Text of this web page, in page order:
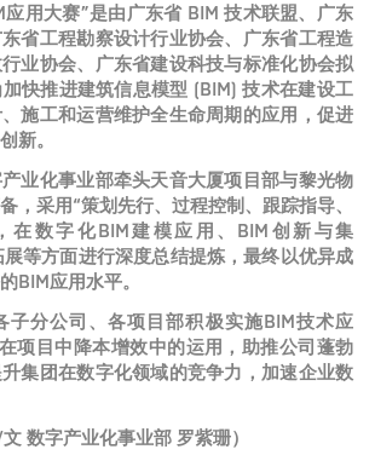
应用大赛”是由广东省 BIM 技术联盟、广东
省工程勘察设计行业协会、广东省工程造
业协会、广东省建设科技与标准化协会拟
快推进建筑信息模型 (BIM) 技术在建设工
施工和运营维护全生命周期的应用，促进
新。
业化事业部牵头天音大厦项目部与黎光物
，采用“策划先行、过程控制、跟踪指导、
在数字化BIM建模应用、BIM创新与集
展等方面进行深度总结提炼，最终以优异成
BIM应用水平。
子分公司、各项目部积极实施BIM技术应
项目中降本增效中的运用，助推公司蓬勃
集团在数字化领域的竞争力，加速企业数
文 数字产业化事业部 罗紫珊）